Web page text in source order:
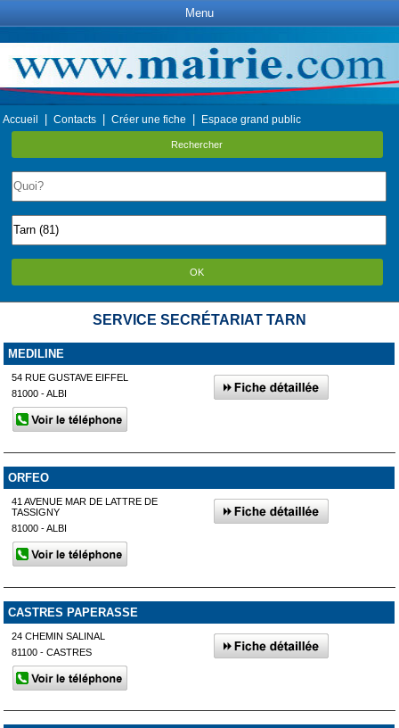
Menu
Accueil Contacts Créer une fiche Espace grand public
Rechercher
OK
SERVICE SECRÉTARIAT TARN
MEDILINE
54 RUE GUSTAVE EIFFEL
81000 - ALBI
ORFEO
41 AVENUE MAR DE LATTRE DE
TASSIGNY
81000 - ALBI
CASTRES PAPERASSE
24 CHEMIN SALINAL
81100 - CASTRES